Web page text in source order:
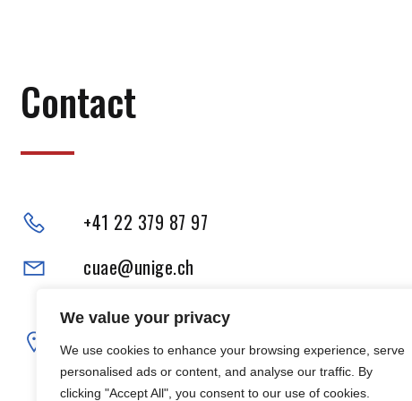
We value your privacy
We use cookies to enhance your browsing experience, serve
personalised ads or content, and analyse our traffic. By
clicking "Accept All", you consent to our use of cookies.
Contact
+41 22 379 87 97
cuae@unige.ch
Adresse physique :
102, Boulevard Carl-Vogt
1205 Genève